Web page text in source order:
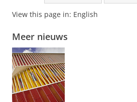
View this page in: English
Meer nieuws